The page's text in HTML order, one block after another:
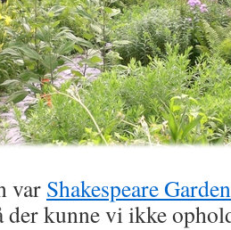
var Shakespeare Garden
der kunne vi ikke